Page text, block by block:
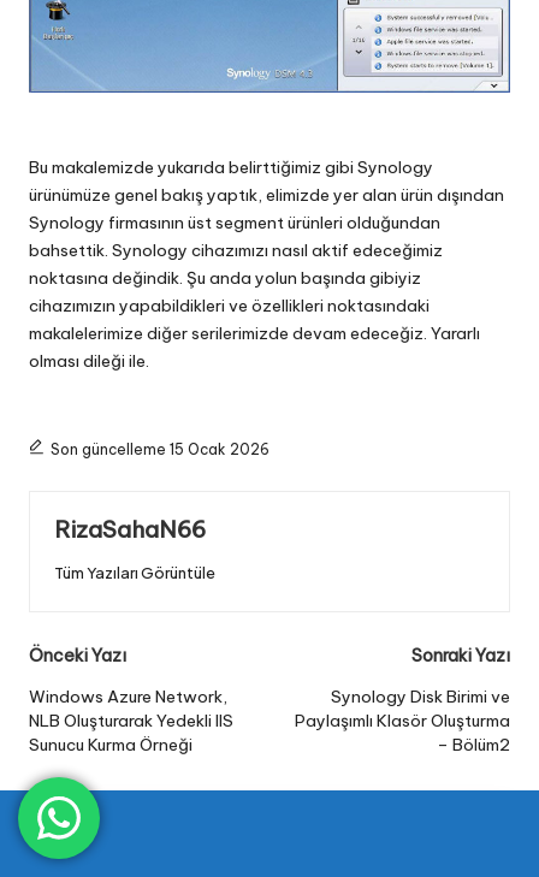
Bu makalemizde yukarıda belirttiğimiz gibi Synology
ürünümüze genel bakış yaptık, elimizde yer alan ürün dışından
Synology firmasının üst segment ürünleri olduğundan
bahsettik. Synology cihazımızı nasıl aktif edeceğimiz
noktasına değindik. Şu anda yolun başında gibiyiz
cihazımızın yapabildikleri ve özellikleri noktasındaki
makalelerimize diğer serilerimizde devam edeceğiz. Yararlı
olması dileği ile.
Son güncelleme 15 Ocak 2026
RizaSahaN66
Tüm Yazıları Görüntüle
Post
navigation
Önceki Yazı
Windows Azure Network,
NLB Oluşturarak Yedekli IIS
Sunucu Kurma Örneği
Sonraki Yazı
Synology Disk Birimi ve
Paylaşımlı Klasör Oluşturma
– Bölüm2